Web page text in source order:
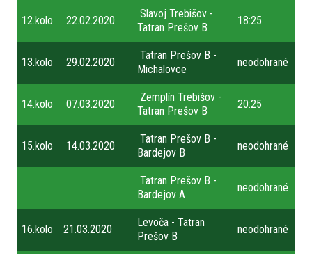
12.kolo 22.02.2020
Slavoj Trebišov -
Tatran Prešov B
18:25
13.kolo 29.02.2020
Tatran Prešov B -
Michalovce
neodohrané
14.kolo 07.03.2020
Zemplín Trebišov -
Tatran Prešov B
20:25
15.kolo 14.03.2020
Tatran Prešov B -
Bardejov B
neodohrané
Tatran Prešov B -
Bardejov A
neodohrané
16.kolo 21.03.2020
Levoča - Tatran
Prešov B
neodohrané